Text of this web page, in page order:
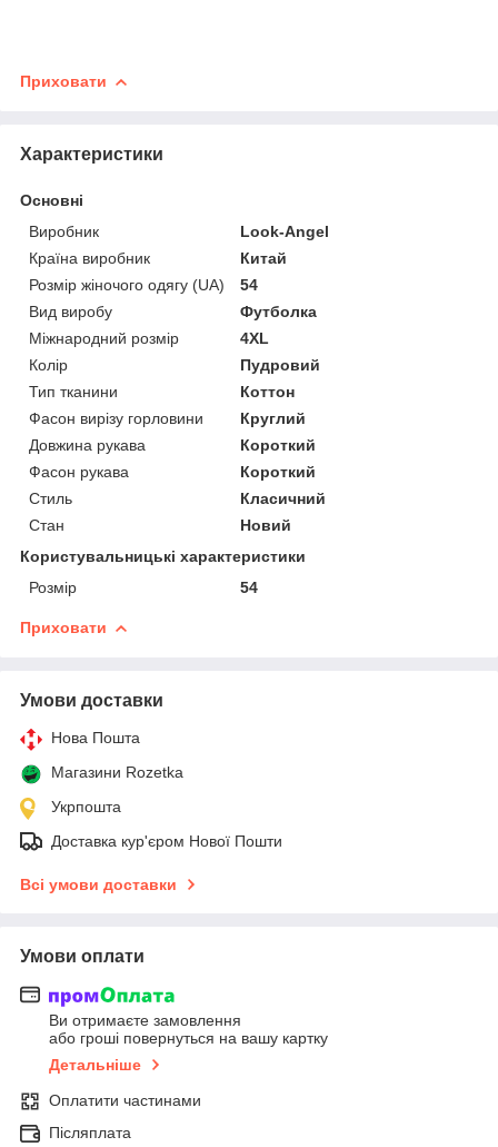
Приховати
Характеристики
Основні
Виробник
Look-Angel
Країна виробник
Китай
Розмір жіночого одягу (UA)
54
Вид виробу
Футболка
Міжнародний розмір
4XL
Колір
Пудровий
Тип тканини
Коттон
Фасон вирізу горловини
Круглий
Довжина рукава
Короткий
Фасон рукава
Короткий
Стиль
Класичний
Стан
Новий
Користувальницькі характеристики
Розмір
54
Приховати
Умови доставки
Нова Пошта
Магазини Rozetka
Укрпошта
Доставка кур'єром Нової Пошти
Всі умови доставки
Умови оплати
Ви отримаєте замовлення
або гроші повернуться на вашу картку
Детальніше
Оплатити частинами
Післяплата